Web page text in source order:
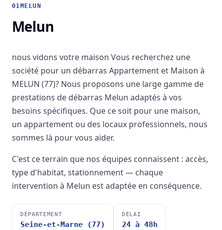
01 MELUN
Melun
nous vidons votre maison Vous recherchez une
société pour un débarras Appartement et Maison à
MELUN (77)? Nous proposons une large gamme de
prestations de débarras Melun adaptés à vos
besoins spécifiques. Que ce soit pour une maison,
un appartement ou des locaux professionnels, nous
sommes là pour vous aider.
C'est ce terrain que nos équipes connaissent : accès,
type d'habitat, stationnement — chaque
intervention à Melun est adaptée en conséquence.
DÉPARTEMENT
Seine-et-Marne (77)
DÉLAI
24 à 48h